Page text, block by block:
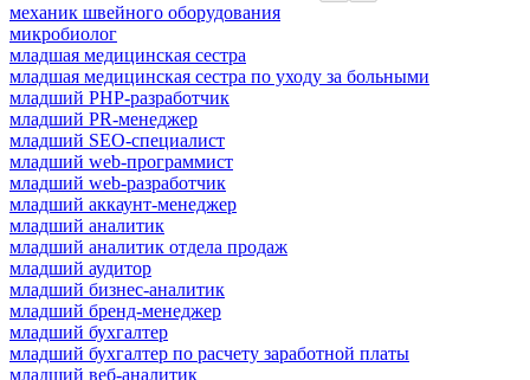
механик швейного оборудования
микробиолог
младшая медицинская сестра
младшая медицинская сестра по уходу за больными
младший PHP-разработчик
младший PR-менеджер
младший SEO-специалист
младший web-программист
младший web-разработчик
младший аккаунт-менеджер
младший аналитик
младший аналитик отдела продаж
младший аудитор
младший бизнес-аналитик
младший бренд-менеджер
младший бухгалтер
младший бухгалтер по расчету заработной платы
младший веб-аналитик